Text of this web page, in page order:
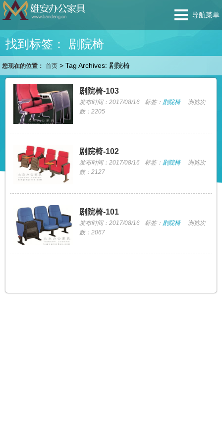
导航菜单
找到标签： 剧院椅
您现在的位置： 首页 >Tag Archives: 剧院椅
剧院椅-103
发布时间：2017/08/16 标签： 剧院椅
浏览次
数：2205
剧院椅-102
发布时间：2017/08/16 标签： 剧院椅
浏览次
数：2127
剧院椅-101
发布时间：2017/08/16 标签： 剧院椅
浏览次
数：2067